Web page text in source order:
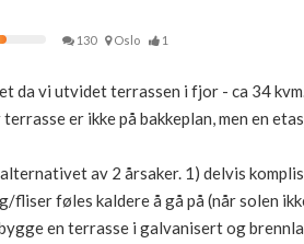
130 Oslo 1
da vi utvidet terrassen i fjor - ca 34
er ikke på bakkeplan, men en
av 2 årsaker. 1) delvis
fliser føles kaldere å gå på (når solen
en terrasse i galvanisert og